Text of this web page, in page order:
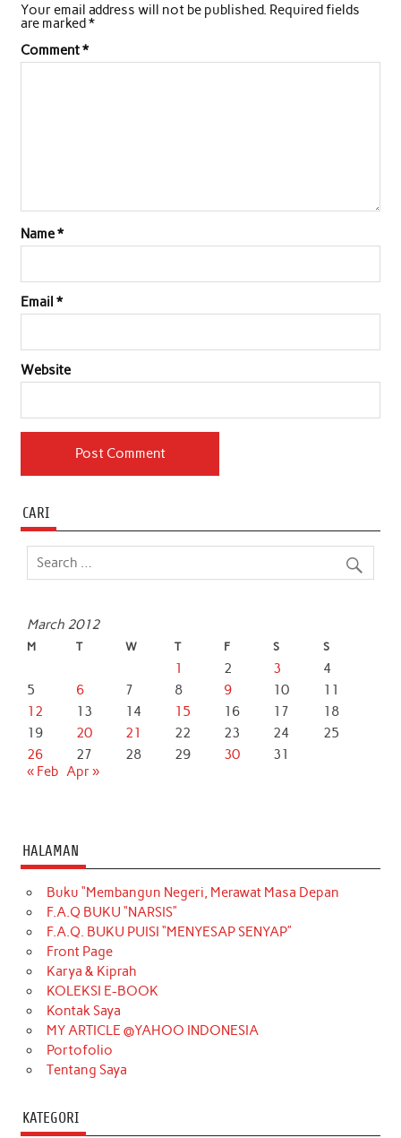
Your email address will not be published. Required fields
are marked*
Comment*
Name*
Email *
Website
CARI
March 2012
M T W T F S S
1 2 3
4
5
6 7 8 9 10
11
12
13 14 15 16 17
18
19
20 21 22 23 24
25
26
27 28 29 30
31
« Feb Apr »
HALAMAN
Buku “Membangun Negeri, Merawat Masa Depan
F.A.Q BUKU “NARSIS”
F.A.Q. BUKU PUISI “MENYESAP SENYAP”
Front Page
Karya & Kiprah
KOLEKSI E-BOOK
Kontak Saya
MY ARTICLE @YAHOO INDONESIA
Portofolio
Tentang Saya
KATEGORI